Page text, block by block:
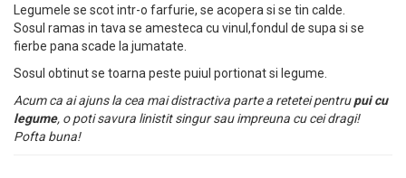
Legumele se scot intr-o farfurie, se acopera si se tin calde.
Sosul ramas in tava se amesteca cu vinul,fondul de supa si se
fierbe pana scade la jumatate.
Sosul obtinut se toarna peste puiul portionat si legume.
Acum ca ai ajuns la cea mai distractiva parte a retetei pentrupui cu
legume, o poti savura linistit singur sau impreuna cu cei dragi!
Pofta buna!